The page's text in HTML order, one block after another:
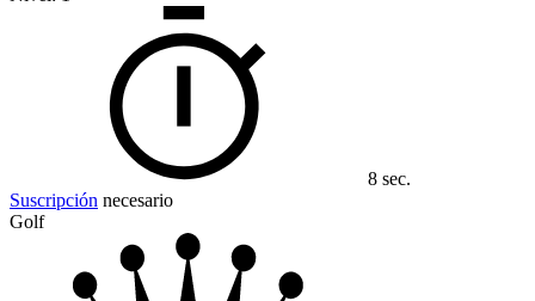
8 sec.
Suscripción necesario
Golf